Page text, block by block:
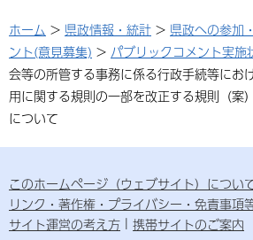
ホーム > 県政情報・統計 > 県政への参加
ント(意見募集) > パブリックコメント実施
会等の所管する事務に係る行政手続等にお
用に関する規則の一部を改正する規則（案
について
このホームページ（ウェブサイト）につい
リンク・著作権・プライバシー・免責事項
サイト運営の考え方
携帯サイトのご案内